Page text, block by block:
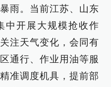
雨。当前江苏、山东
中开展大规模抢收作
注天气变化，会同有
通行、作业用油等服
准调度机具，提前部